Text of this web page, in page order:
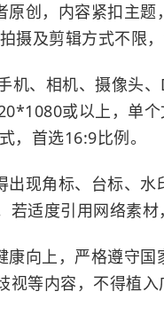
创，内容紧扣主题
摄及剪辑方式不限
、相机、摄像头、
或以上，单
，首选16:9比例。
现角标、台标、水
若适度引用网络素材
向上，严格遵守国
视等内容，不得植入